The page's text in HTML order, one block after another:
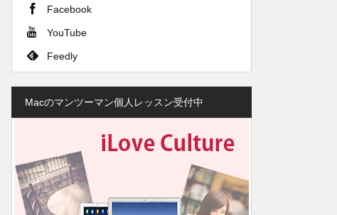
Facebook
YouTube
Feedly
Macのマンツーマン個人レッスン受付中